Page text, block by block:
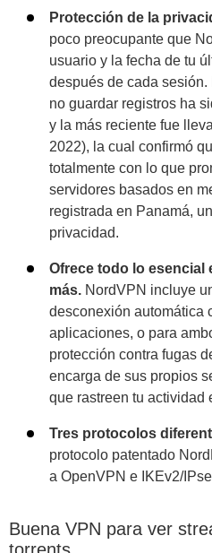
Protección de la
poco preocupante que
usuario y la fecha de tu
después de cada
no guardar registros ha
y la más reciente fue
2022), la cual confirmó
totalmente con lo que
servidores basados en
registrada en Panamá,
privacidad.
Ofrece todo lo esencial
más. NordVPN incluye
desconexión automática
aplicaciones, o para
protección contra fugas
encarga de sus propios
que rastreen tu actividad
Tres protocolos
protocolo patentado
a OpenVPN e IKEv2/
Buena VPN para ver
torrents